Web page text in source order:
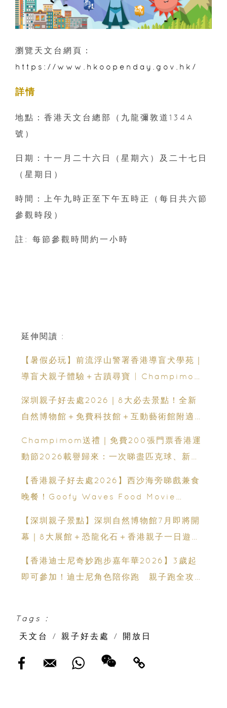
瀏覽天文台網頁：
https://www.hkoopenday.gov.hk/
詳情
地點：香港天文台總部（九龍彌敦道134A
號）
日期：十一月二十六日（星期六）及二十七日
（星期日）
時間：上午九時正至下午五時正（每日共六節
參觀時段）
註: 每節參觀時間約一小時
延伸閱讀 :
【暑假必玩】前流浮山警署香港導盲犬學苑｜
導盲犬親子體驗＋古蹟尋寶 | Champimom
深圳親子好去處2026｜8大必去景點！全新
自然博物館＋免費科技館＋互動藝術館附適合
Champimom送禮｜免費200張門票香港運
動節2026載譽歸來：一次睇盡匹克球、新興
【香港親子好去處2026】西沙海旁睇戲兼食
晚餐！Goofy Waves Food Movie
【深圳親子景點】深圳自然博物館7月即將開
幕｜8大展館＋恐龍化石＋香港親子一日遊推
【香港迪士尼奇妙跑步嘉年華2026】3歲起
即可參加！迪士尼角色陪你跑 親子跑全攻略
Tags :
天文台
/ 親子好去處 / 開放日